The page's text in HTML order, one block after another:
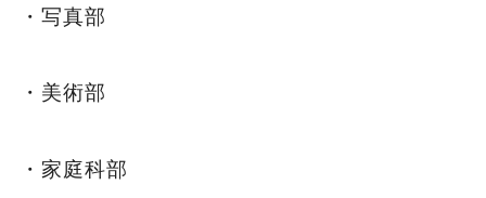
・写真部
・美術部
・家庭科部